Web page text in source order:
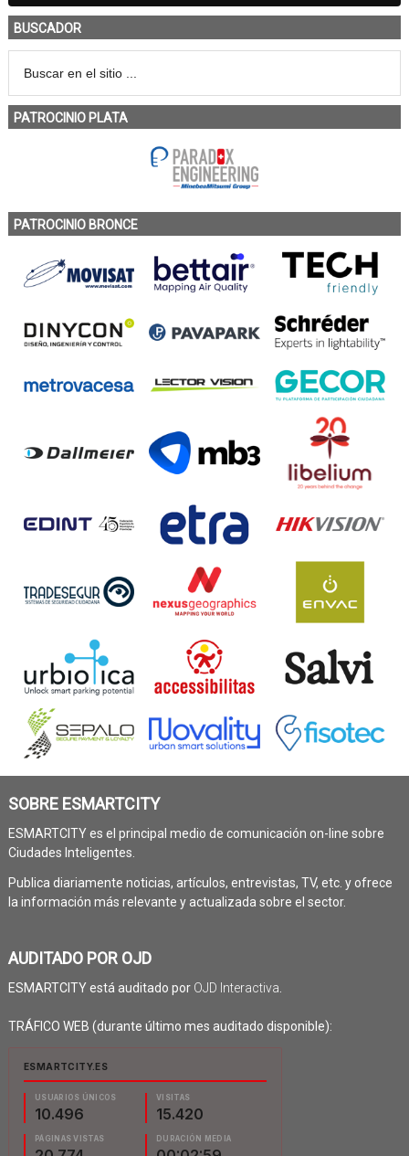
BUSCADOR
PATROCINIO PLATA
PATROCINIO BRONCE
SOBRE ESMARTCITY
ESMARTCITY es el principal medio de comunicación on-line sobre
Ciudades Inteligentes.
Publica diariamente noticias, artículos, entrevistas, TV, etc. y ofrece
la información más relevante y actualizada sobre el sector.
AUDITADO POR OJD
ESMARTCITY está auditado por OJD Interactiva
TRÁFICO WEB (durante último mes auditado disponible):